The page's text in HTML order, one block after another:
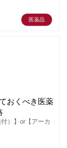
医薬品
おくべき医薬
）】or【アーカ